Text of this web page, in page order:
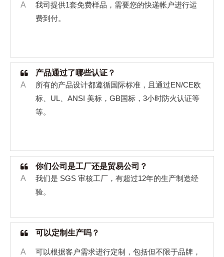
A
我司提供1套免费样品，需要您的快递帐户进行运
费到付。
产品通过了哪些认证？
A
所有的产品设计都遵循国际标准，且通过EN/CE欧
标、 UL ANSI 美标， GB国标， 3小时防火认证等
等。
你们公司是工厂还是贸易公司？
A
我们是 SGS 审核工厂，有超过12年的生产制造经
验。
可以定制生产吗？
A
可以根据客户需求进行定制，包括但不限于品牌，